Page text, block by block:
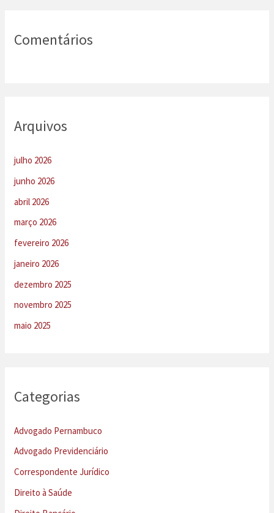
Comentários
Arquivos
julho 2026
junho 2026
abril 2026
março 2026
fevereiro 2026
janeiro 2026
dezembro 2025
novembro 2025
maio 2025
Categorias
Advogado Pernambuco
Advogado Previdenciário
Correspondente Jurídico
Direito à Saúde